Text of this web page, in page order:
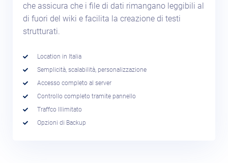
che assicura che i file di dati rimangano leggibili al
di fuori del wiki e facilita la creazione di testi
strutturati.
Location in Italia
Semplicità, scalabilità, personalizzazione
Accesso completo al server
Controllo completo tramite pannello
Traffco Illimitato
Opzioni di Backup